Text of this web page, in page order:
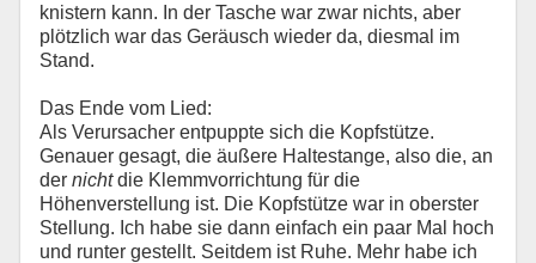
knistern kann. In der Tasche war zwar nichts, aber
plötzlich war das Geräusch wieder da, diesmal im
Stand.
Das Ende vom Lied:
Als Verursacher entpuppte sich die Kopfstütze.
Genauer gesagt, die äußere Haltestange, also die, an
der nichtdie Klemmvorrichtung für die
Höhenverstellung ist. Die Kopfstütze war in oberster
Stellung. Ich habe sie dann einfach ein paar Mal hoch
und runter gestellt. Seitdem ist Ruhe. Mehr habe ich